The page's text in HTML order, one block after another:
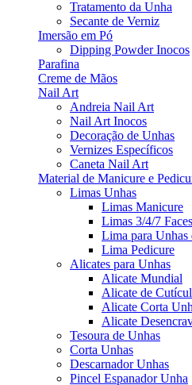
Tratamento da Unha
Secante de Verniz
Imersão em Pó
Dipping Powder Inocos
Parafina
Creme de Mãos
Nail Art
Andreia Nail Art
Nail Art Inocos
Decoração de Unhas
Vernizes Específicos
Caneta Nail Art
Material de Manicure e
Limas Unhas
Limas Manicure
Limas 3/4/7
Lima para Unhas
Lima Pedicure
Alicates para Unhas
Alicate Mundial
Alicate de
Alicate Corta
Alicate
Tesoura de Unhas
Corta Unhas
Descarnador Unhas
Pincel Espanador Unha